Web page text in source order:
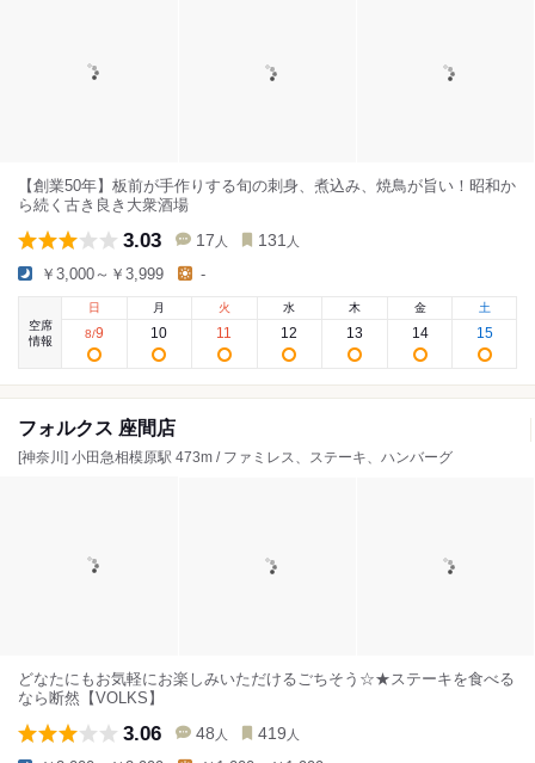
【創業50年】板前が手作りする旬の刺身、煮込み、焼鳥が旨い！昭和か
ら続く古き良き大衆酒場
3.03 17 人 131 人
￥3,000～￥3,999 -
空席
情報
日
8/9
月
10
火
11
水
12
木
13
金
14
土
15
フォルクス 座間店
[神奈川] 小田急相模原駅 473m / ファミレス、ステーキ、ハンバーグ
どなたにもお気軽にお楽しみいただけるごちそう☆★ステーキを食べる
なら断然【VOLKS】
3.06 48 人 419 人